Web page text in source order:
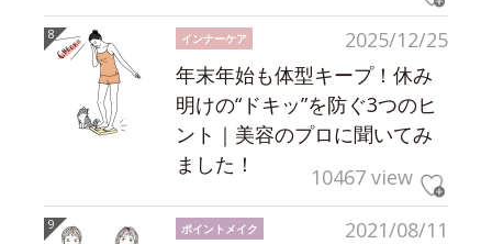
2025/12/25
インナーケア
年末年始も体型キープ！休み
明けの“ドキッ”を防ぐ3つのヒ
ント｜美容のプロに聞いてみ
ました！
10467 view
2021/08/11
ポイントメイク